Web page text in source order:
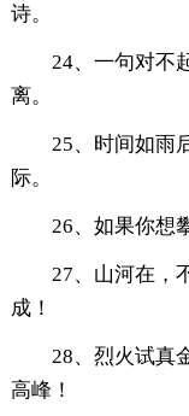
诗。
24、一句对不
离。
25、时间如雨
际。
26、如果你想
27、山河在，
成！
28、烈火试真
高峰！